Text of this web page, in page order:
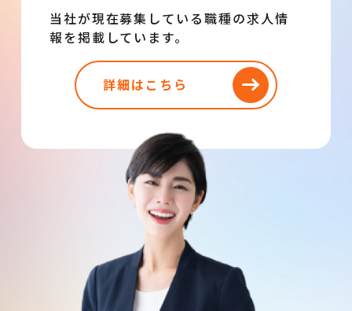
当社が現在募集している職種の求人情
報を掲載しています。
詳細はこちら